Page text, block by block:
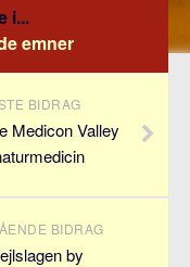
i...
emner
BIDRAG
Medicon Valley
BIDRAG
by